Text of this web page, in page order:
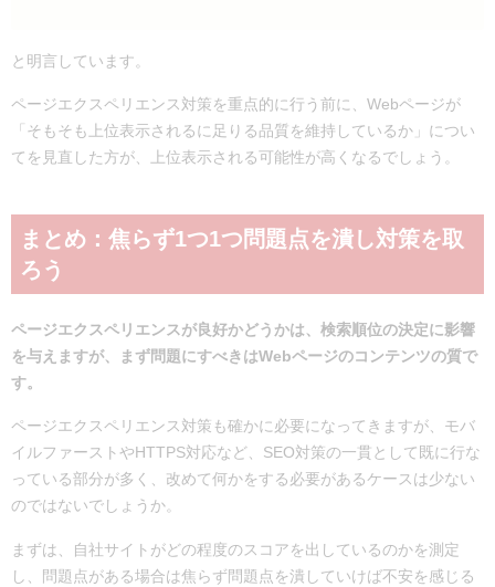
と明言しています。
ページエクスペリエンス対策を重点的に行う前に、Webページが
「そもそも上位表示されるに足りる品質を維持しているか」につい
てを見直した方が、上位表示される可能性が高くなるでしょう。
まとめ：焦らず1つ1つ問題点を潰し対策を取
ろう
ページエクスペリエンスが良好かどうかは、検索順位の決定に影響
を与えますが、まず問題にすべきはWebページのコンテンツの質で
す。
ページエクスペリエンス対策も確かに必要になってきますが、モバ
イルファーストやHTTPS対応など、SEO対策の一貫として既に行な
っている部分が多く、改めて何かをする必要があるケースは少ない
のではないでしょうか。
まずは、自社サイトがどの程度のスコアを出しているのかを測定
し、問題点がある場合は焦らず問題点を潰していけば不安を感じる